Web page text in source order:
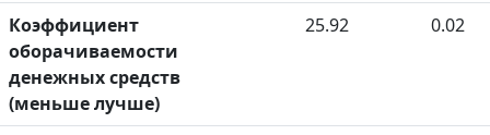
Коэффициент
оборачиваемости
денежных средств
(меньше лучше)
25.92 0.02